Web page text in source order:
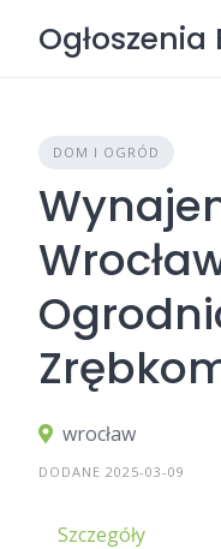
Ogłoszenia
DOM I OGRÓD
wrocław
DODANE 2025-03-09
Szczegóły